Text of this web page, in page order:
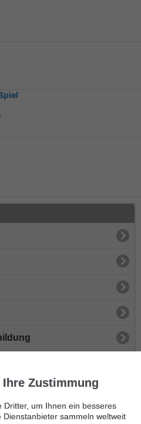
Zustimmung
Dritter, um Ihnen ein besseres
sammeln weltweit